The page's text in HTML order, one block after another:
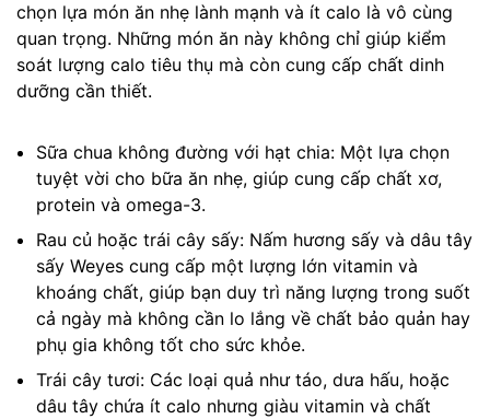
chọn lựa món ăn nhẹ lành mạnh và ít calo là vô cùng
quan trọng. Những món ăn này không chỉ giúp kiểm
soát lượng calo tiêu thụ mà còn cung cấp chất dinh
dưỡng cần thiết.
Sữa chua không đường với hạt chia: Một lựa chọn
tuyệt vời cho bữa ăn nhẹ, giúp cung cấp chất xơ,
protein và omega-3.
Rau củ hoặc trái cây sấy: Nấm hương sấy và dâu tây
sấy Weyes cung cấp một lượng lớn vitamin và
khoáng chất, giúp bạn duy trì năng lượng trong suốt
cả ngày mà không cần lo lắng về chất bảo quản hay
phụ gia không tốt cho sức khỏe.
Trái cây tươi: Các loại quả như táo, dưa hấu, hoặc
dâu tây chứa ít calo nhưng giàu vitamin và chất